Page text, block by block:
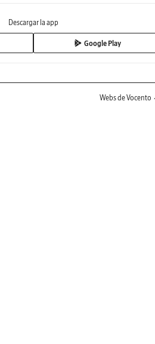
Descargar la app
Google Play
Webs de Vocento